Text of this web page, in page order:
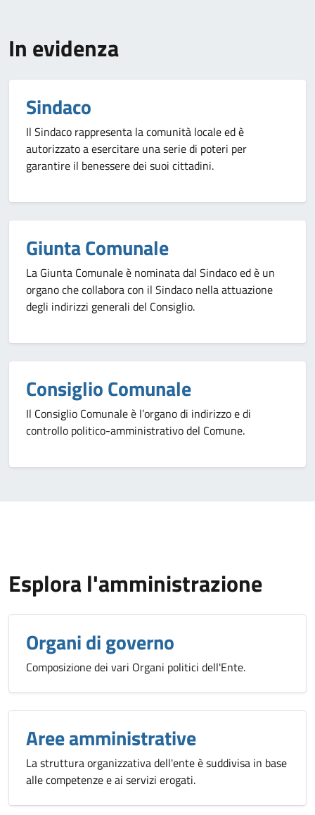
In evidenza
Sindaco
Il Sindaco rappresenta la comunità locale ed è
autorizzato a esercitare una serie di poteri per
garantire il benessere dei suoi cittadini.
Giunta Comunale
La Giunta Comunale è nominata dal Sindaco ed è un
organo che collabora con il Sindaco nella attuazione
degli indirizzi generali del Consiglio.
Consiglio Comunale
Il Consiglio Comunale è l’organo di indirizzo e di
controllo politico-amministrativo del Comune.
Esplora l'amministrazione
Organi di governo
Composizione dei vari Organi politici dell'Ente.
Aree amministrative
La struttura organizzativa dell'ente è suddivisa in base
alle competenze e ai servizi erogati.